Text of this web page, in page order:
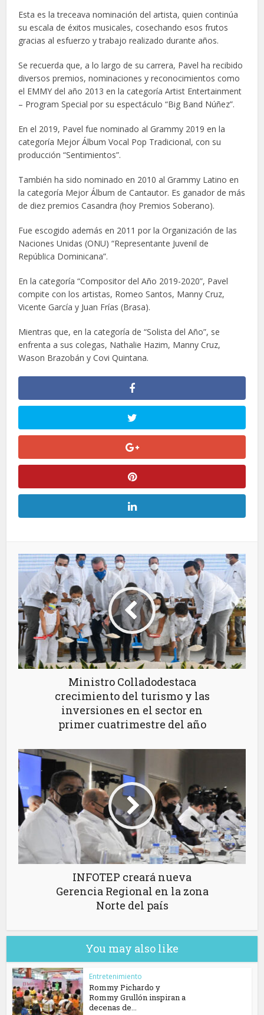
Esta es la treceava nominación del artista, quien continúa
su escala de éxitos musicales, cosechando esos frutos
gracias al esfuerzo y trabajo realizado durante años.
Se recuerda que, a lo largo de su carrera, Pavel ha recibido
diversos premios, nominaciones y reconocimientos como
el EMMY del año 2013 en la categoría Artist Entertainment
– Program Special por su espectáculo “Big Band Núñez”.
En el 2019, Pavel fue nominado al Grammy 2019 en la
categoría Mejor Álbum Vocal Pop Tradicional, con su
producción “Sentimientos”.
También ha sido nominado en 2010 al Grammy Latino en
la categoría Mejor Álbum de Cantautor. Es ganador de más
de diez premios Casandra (hoy Premios Soberano).
Fue escogido además en 2011 por la Organización de las
Naciones Unidas (ONU) “Representante Juvenil de
República Dominicana”.
En la categoría “Compositor del Año 2019-2020”, Pavel
compite con los artistas, Romeo Santos, Manny Cruz,
Vicente García y Juan Frías (Brasa).
Mientras que, en la categoría de “Solista del Año”, se
enfrenta a sus colegas, Nathalie Hazim, Manny Cruz,
Wason Brazobán y Covi Quintana.
Ministro Colladodestaca
crecimiento del turismo y las
inversiones en el sector en
primer cuatrimestre del año
INFOTEP creará nueva
Gerencia Regional en la zona
Norte del país
You may also like
Entretenimiento
Rommy Pichardo y
Rommy Grullón inspiran a
decenas de...